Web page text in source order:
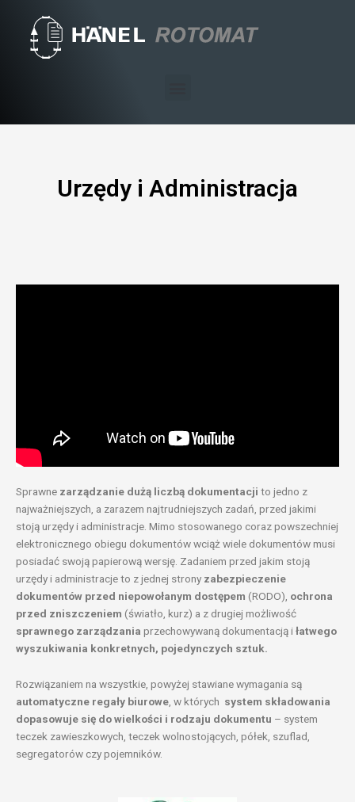
content
Urzędy i Administracja
Sprawne zarządzanie dużą liczbą dokumentacji to jedno z
najważniejszych, a zarazem najtrudniejszych zadań, przed jakimi
stoją urzędy i administracje. Mimo stosowanego coraz powszechniej
elektronicznego obiegu dokumentów wciąż wiele dokumentów musi
posiadać swoją papierową wersję. Zadaniem przed jakim stoją
urzędy i administracje to z jednej strony zabezpieczenie
dokumentów przed niepowołanym dostępem (RODO), ochrona
przed zniszczeniem (światło, kurz) a z drugiej możliwość
sprawnego zarządzania przechowywaną dokumentacją iłatwego
wyszukiwania konkretnych, pojedynczych sztuk.
Rozwiązaniem na wszystkie, powyżej stawiane wymagania są
automatyczne regały biurowe, w których system składowania
dopasowuje się do wielkości i rodzaju dokumentu – system
teczek zawieszkowych, teczek wolnostojących, półek, szuflad,
segregatorów czy pojemników.